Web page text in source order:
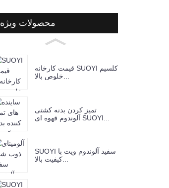
محصولات ویژه
قیمت کارخانه SUOYI کلسیم
خلوص بالا...
تمیز کردن بدنه کشتی
آلوندوم قهوه ای SUOYI...
SUOYI سفید آلوندوم ویت با